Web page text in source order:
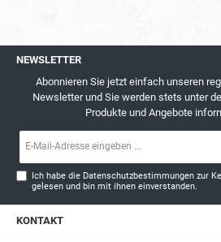
NEWSLETTER
Abonnieren Sie jetzt einfach unseren
Newsletter und Sie werden stets unter
Produkte und Angebote
Ich habe die Datenschutzbestimmungen zur
gelesen und bin mit ihnen einverstanden.
KONTAKT